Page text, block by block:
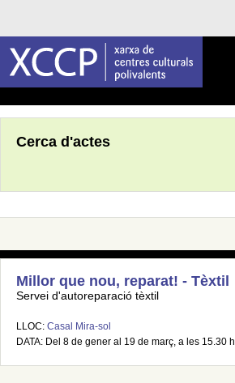
Cerca d'actes
Millor que nou, reparat! - Tèxtil
Servei d'autoreparació tèxtil
LLOC: Casal Mira-sol
DATA: Del 8 de gener al 19 de març, a les 15.30 h